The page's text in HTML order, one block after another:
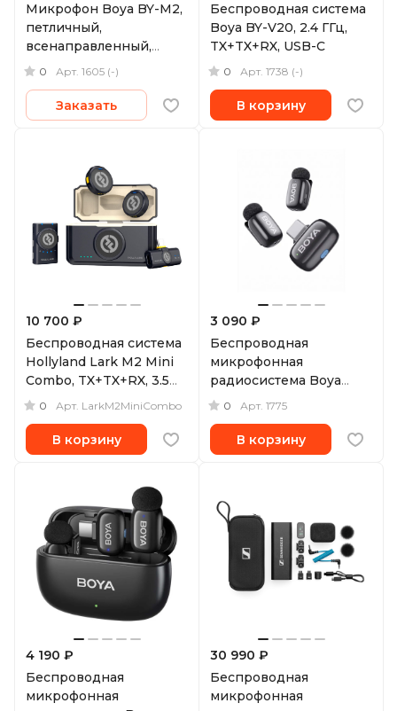
Микрофон Boya BY-M2,
петличный,
всенаправленный,
Lightning
0 Арт. 1605 (-)
Заказать
Беспроводная система
Boya BY-V20, 2.4 ГГц,
TX+TX+RX, USB-C
0 Арт. 1738 (-)
В корзину
10 700 ₽
Беспроводная система
Hollyland Lark M2 Mini
Combo, TX+TX+RX, 3.5
мм TRS и USB-C
0 Арт. LarkM2MiniCombo
В корзину
3 090 ₽
Беспроводная
микрофонная
радиосистема Boya
BOYAMINI 2,
двухканальная, USB-C
0 Арт. 1775
В корзину
4 190 ₽
Беспроводная
микрофонная
30 990 ₽
Беспроводная
микрофонная